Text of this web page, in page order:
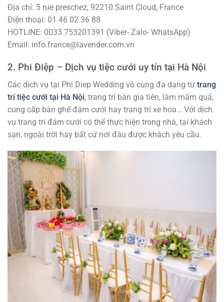
Địa chỉ: 5 rue preschez, 92210 Saint Cloud, France
Điện thoại: 01 46 02 36 88
HOTLINE: 0033 753201391 (Viber- Zalo- WhatsApp)
Email: info.france@lavender.com.vn
2. Phi Điệp – Dịch vụ tiệc cưới uy tín tại Hà Nội
Các dịch vụ tại Phi Diep Wedding vô cùng đa dạng từ trang
trí tiệc cưới tại Hà Nội, trang trí bàn gia tiên, làm mâm quả,
cung cấp bàn ghế đám cưới hay trang trí xe hoa… Với dịch
vụ trang trí đám cưới có thể thực hiện trong nhà, tại khách
sạn, ngoài trời hay bất cứ nơi đâu được khách yêu cầu.